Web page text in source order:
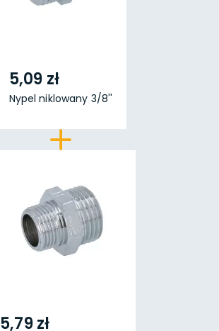
5,09 zł
Nypel niklowany 3/8''
5,79 zł